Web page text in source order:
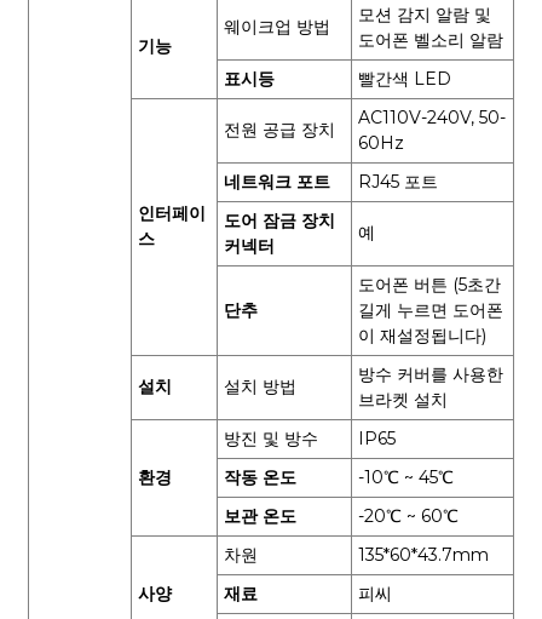
기능
웨이크업 방법
모션 감지 알람 및
도어폰 벨소리 알람
표시등
빨간색 LED
인터페이
스
전원 공급 장치
AC110V-240V, 50-
60Hz
네트워크 포트
RJ45 포트
도어 잠금 장치
커넥터
예
단추
도어폰 버튼 (5초간
길게 누르면 도어폰
이 재설정됩니다)
설치 설치 방법
방수 커버를 사용한
브라켓 설치
환경
방진 및 방수
IP65
작동 온도
-10℃ ~ 45℃
보관 온도
-20℃ ~ 60℃
사양
차원
135*60*43.7mm
재료
피씨